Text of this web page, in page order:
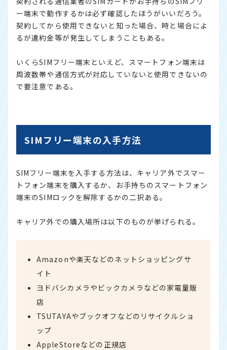
ー端末で動作するかは必ず確認したほうがいいだろう。
契約してから使用できないと知った場合、時と場合によ
るが違約金等が発生してしまうこともある。
いくらSIMフリー端末といえど、スマートフォン端末は
周波数帯や通信方式が対応していないと使用できないの
で要注意である。
SIMフリー端末の入手方法
SIMフリー端末を入手する方法は、キャリア外でスマー
トフォン端末を購入するか、お手持ちのスマートフォン
端末のSIMロックを解除するかの二択ある。
キャリア外での購入場所は以下のものが挙げられる。
Amazonや楽天などのネットショッピングサ
イト
ヨドバシカメラやビックカメラなどの家電量販
店
TSUTAYAやブックオフなどのリサイクルショ
ップ
AppleStoreなどの正規店